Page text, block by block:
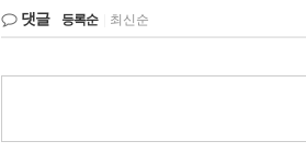
댓글 등록순 최신순